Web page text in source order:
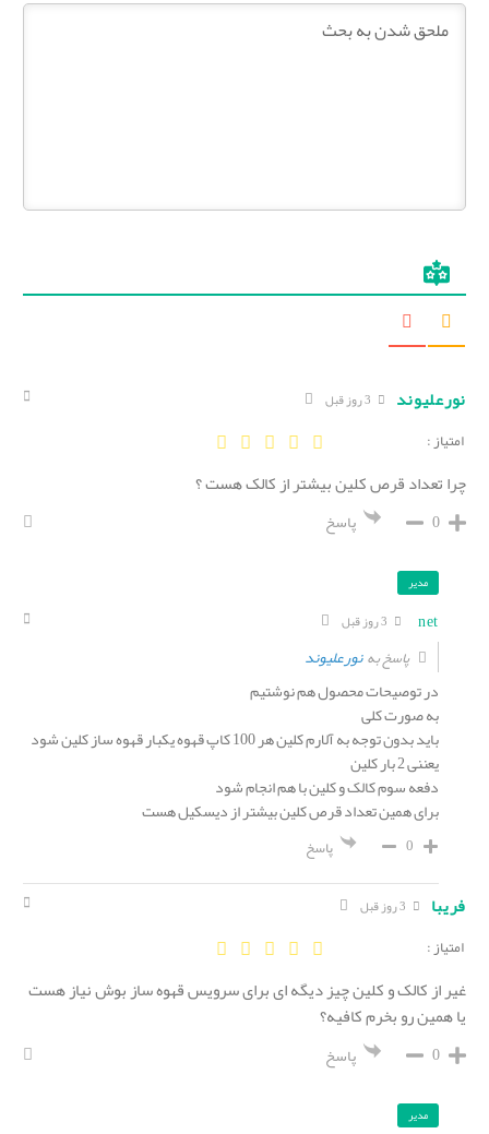
نورعلیوند
امتیاز :
چرا تعداد قرص کلین بیشتر از کالک هست ؟
0 پاسخ
مدیر
net
پاسخ بهنورعلیوند
در توصیحات محصول هم نوشتیم
به صورت کلی
باید بدون توجه به آلارم کلین هر 100 کاپ قهوه یکبار قهوه ساز کلین شود
یعننی 2 بار کلین
دفعه سوم کالک و کلین با هم انجام شود
برای همین تعداد قرص کلین بیشتر از دیسکیل هست
0 پاسخ
فریبا
امتیاز :
غیر از کالک و کلین چیز دیگه ای برای سرویس قهوه ساز بوش نیاز هست
یا همین رو بخرم کافیه؟
0 پاسخ
مدیر